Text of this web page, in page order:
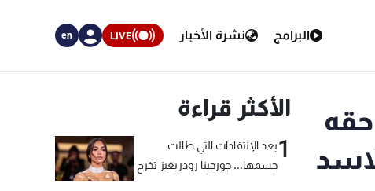
البرامج نشرة الأخبار LIVE
en
الأكثر قراءة
1بعد الإنتقادات التي طالت
جسمها... جورجينا رودريغيز تخرج